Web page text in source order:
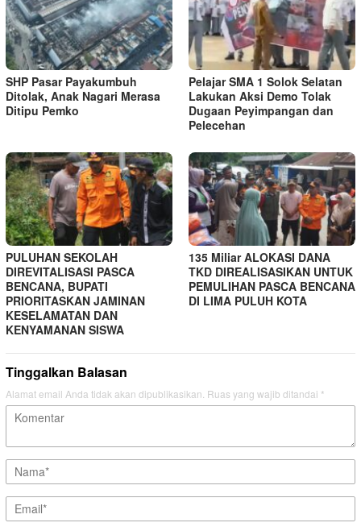
SHP Pasar Payakumbuh
Ditolak, Anak Nagari Merasa
Ditipu Pemko
Pelajar SMA 1 Solok Selatan
Lakukan Aksi Demo Tolak
Dugaan Peyimpangan dan
Pelecehan
PULUHAN SEKOLAH
DIREVITALISASI PASCA
BENCANA, BUPATI
PRIORITASKAN JAMINAN
KESELAMATAN DAN
KENYAMANAN SISWA
135 Miliar ALOKASI DANA
TKD DIREALISASIKAN UNTUK
PEMULIHAN PASCA BENCANA
DI LIMA PULUH KOTA
Tinggalkan Balasan
Alamat email Anda tidak akan dipublikasikan. Ruas yang wajib ditandai *